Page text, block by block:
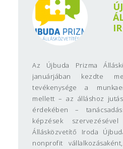
Az Újbuda Prizma
januárjában kezdte
tevékenysége a
mellett – az álláshoz
érdekében –
képzések
Állásközvetítő Iroda
nonprofit